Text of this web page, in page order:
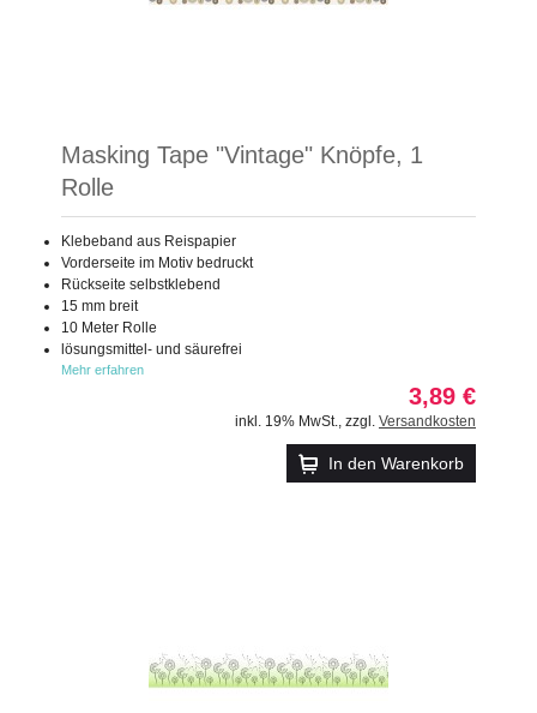
Masking Tape "Vintage" Knöpfe, 1
Rolle
Klebeband aus Reispapier
Vorderseite im Motiv bedruckt
Rückseite selbstklebend
15 mm breit
10 Meter Rolle
lösungsmittel- und säurefrei
Mehr erfahren
3,89 €
inkl. 19% MwSt. zzgl. Versandkosten
In den Warenkorb